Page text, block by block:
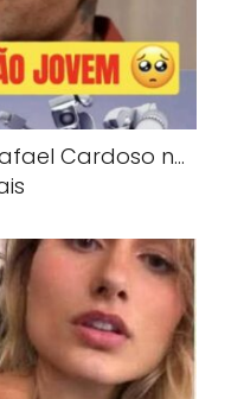
Cardoso n…